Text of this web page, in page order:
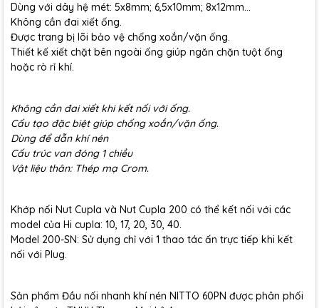
Dùng với dây hệ mét: 5x8mm; 6,5x10mm; 8x12mm…
Không cần đai xiết ống.
Được trang bị lõi bảo vệ chống xoắn/vặn ống.
Thiết kế xiết chặt bên ngoài ống giúp ngăn chặn tuột ống
hoặc rò rỉ khí.
Không cần đai xiết khi kết nối với ống.
Cấu tạo đặc biệt giúp chống xoắn/vặn ống.
Dùng để dẫn khí nén
Cấu trúc van đóng 1 chiều
Vật liệu thân: Thép mạ Crom.
Khớp nối Nut Cupla và Nut Cupla 200 có thể kết nối với các
model của Hi cupla: 10, 17, 20, 30, 40.
Model 200-SN: Sử dụng chỉ với 1 thao tác ấn trực tiếp khi kết
nối với Plug.
Sản phẩm Đầu nối nhanh khí nén NITTO 60PN được phân phối